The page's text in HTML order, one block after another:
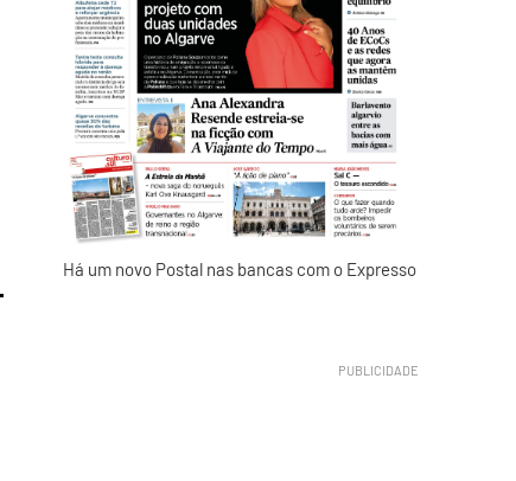
Há um novo Postal nas bancas com o Expresso